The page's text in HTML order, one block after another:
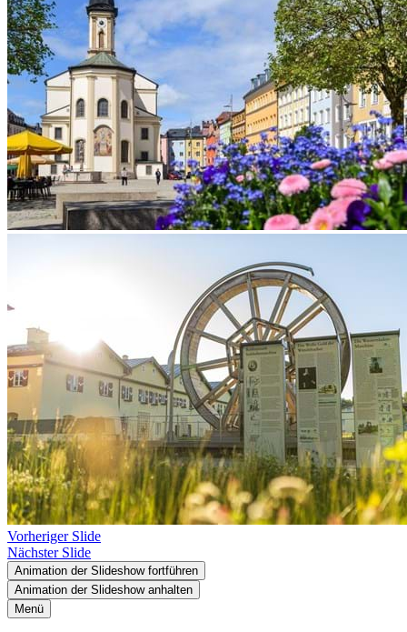
Vorheriger Slide
Nächster Slide
Animation der Slideshow fortführen
Animation der Slideshow anhalten
Menü